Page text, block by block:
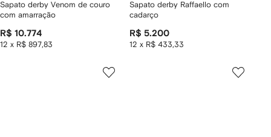
Sapato derby Venom de couro
com amarração
R$ 10.774
12 x R$ 897,83
Sapato derby Raffaello com
cadarço
R$ 5.200
12 x R$ 433,33